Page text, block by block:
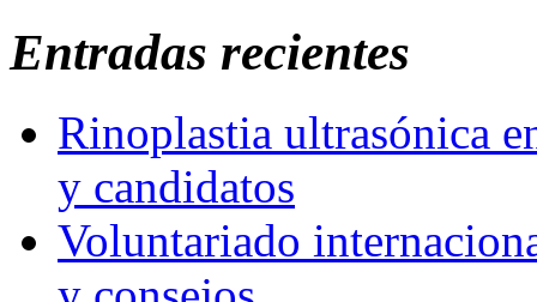
Entradas recientes
Rinoplastia ultrasónica
y candidatos
Voluntariado